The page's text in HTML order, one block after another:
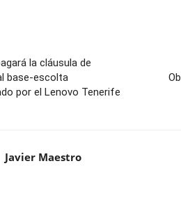
la cláusula de
base-escolta
por el Lenovo Tenerife
Javier Maestro